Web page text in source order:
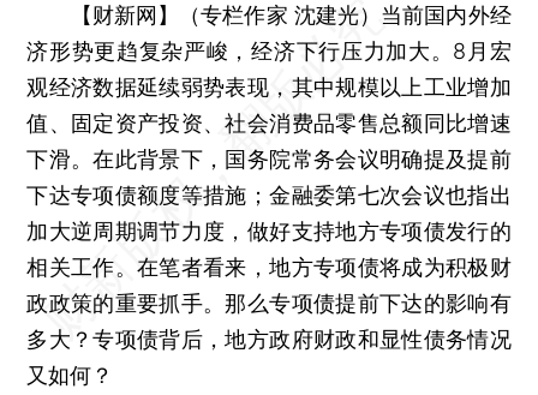
【财新网】（专栏作家 沈建光） 当前国内外经
济形势更趋复杂严峻，经济下行压力加大。8月宏
观经济数据延续弱势表现，其中规模以上工业增加
值、固定资产投资、社会消费品零售总额同比增速
下滑。在此背景下，国务院常务会议明确提及提前
下达专项债额度等措施；金融委第七次会议也指出
加大逆周期调节力度，做好支持地方专项债发行的
相关工作。在笔者看来，地方专项债将成为积极财
政政策的重要抓手。那么专项债提前下达的影响有
多大？专项债背后，地方政府财政和显性债务情况
又如何？